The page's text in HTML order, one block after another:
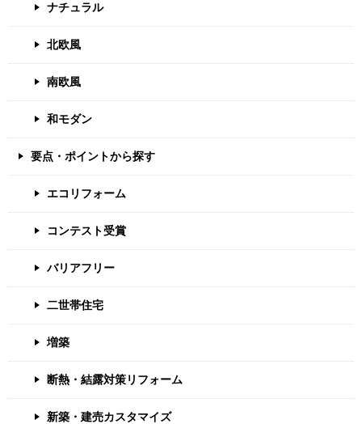
ナチュラル
北欧風
南欧風
和モダン
要点・ポイントから探す
エコリフォーム
コンテスト受賞
バリアフリー
二世帯住宅
増築
断熱・結露対策リフォーム
新築・建売カスタマイズ